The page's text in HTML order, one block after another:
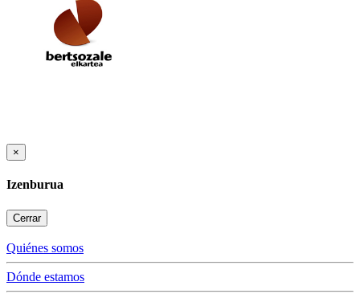
×
Izenburua
Cerrar
Quiénes somos
Dónde estamos